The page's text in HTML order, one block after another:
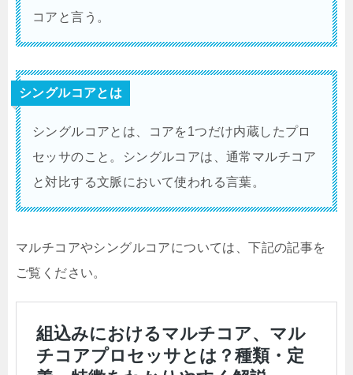
コアと言う。
シングルコアとは
シングルコアとは、コアを1つだけ内蔵したプロ
セッサのこと。シングルコアは、通常マルチコア
と対比する文脈において使われる言葉。
マルチコアやシングルコアについては、下記の記事を
ご覧ください。